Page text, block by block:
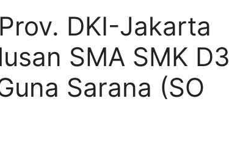
DKI-Jakarta
SMA SMK D3
Sarana (SO